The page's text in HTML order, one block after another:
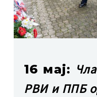
16 мај:
РВИ и ППБ